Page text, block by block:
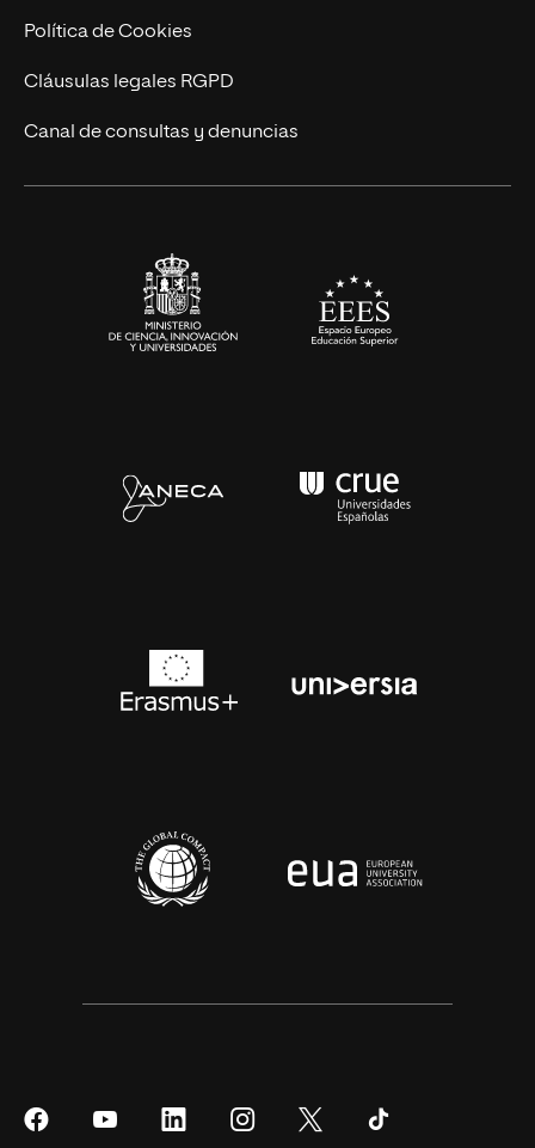
Ingeniería
Diseño
Ciencias de la Salud
Política de Cookies
Cláusulas legales RGPD
Canal de consultas y denuncias
SíguenosSíguenos
SíguenosSíguenos
Síguenos